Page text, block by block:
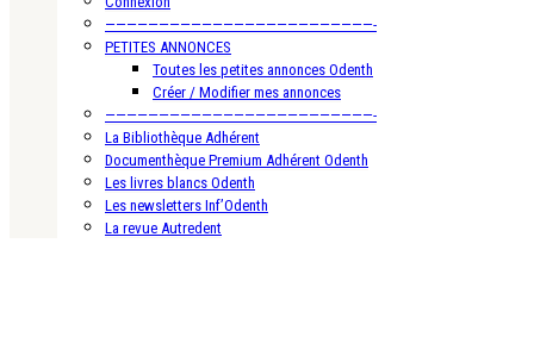
—————————————————————————-
PETITES ANNONCES
Toutes les petites annonces Odenth
Créer / Modifier mes annonces
—————————————————————————-
La Bibliothèque Adhérent
Documenthèque Premium Adhérent Odenth
Les livres blancs Odenth
Les newsletters Inf’Odenth
La revue Autredent